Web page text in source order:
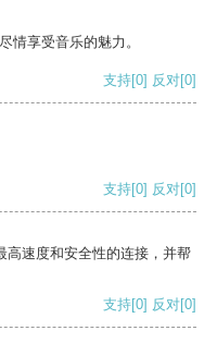
情享受音乐的魅力。
支持[0] 反对[0]
支持[0] 反对[0]
高速度和安全性的连接，并帮
支持[0] 反对[0]